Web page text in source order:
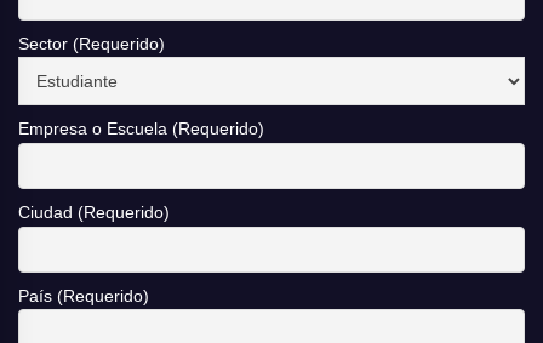
Sector (Requerido)
Empresa o Escuela (Requerido)
Ciudad (Requerido)
País (Requerido)